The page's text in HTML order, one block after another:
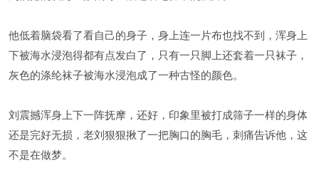
他低着脑袋看了看自己的身子，身上连一片布也找不到，浑身上
下被海水浸泡得都有点发白了，只有一只脚上还套着一只袜子，
灰色的涤纶袜子被海水浸泡成了一种古怪的颜色。
刘震撼浑身上下一阵抚摩，还好，印象里被打成筛子一样的身体
还是完好无损，老刘狠狠揪了一把胸口的胸毛，刺痛告诉他，这
不是在做梦。